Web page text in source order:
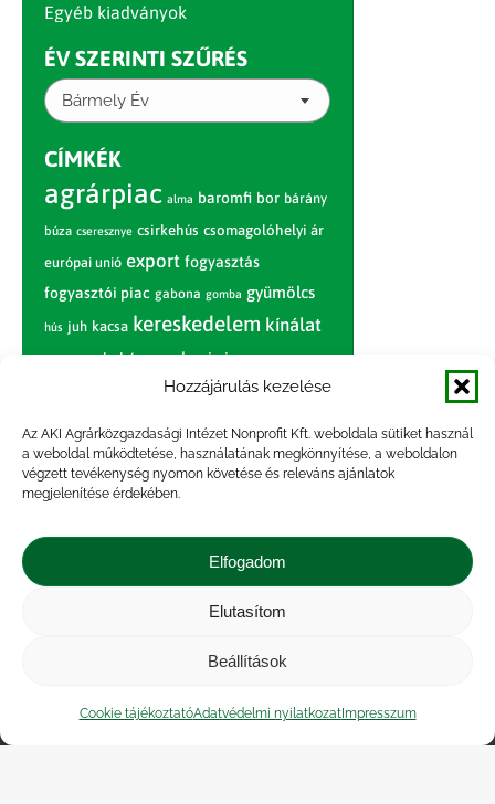
Hozzájárulás kezelése
Az AKI Agrárközgazdasági Intézet Nonprofit Kft. weboldala sütiket használ
a weboldal működtetése, használatának megkönnyítése, a weboldalon
végzett tevékenység nyomon követése és releváns ajánlatok
megjelenítése érdekében.
Elfogadom
Elutasítom
Beállítások
Cookie tájékoztatóAdatvédelmi nyilatkozatImpresszum
Egyéb kiadványok
ÉV SZERINTI SZŰRÉS
Bármely Év
CÍMKÉK
agrárpiac alma baromfi bor bárány
búza cseresznye csirkehús csomagolóhelyi ár
európai unió export fogyasztás
fogyasztói piac gabona gomba gyümölcs
hús juh kacsa kereskedelem kínálat
körte marhahús nagybani piac narancs
nemzetközi árinformációk
paradicsom piac piaci jelentés
pulyka pulykahús sertés sertéshús
szarvasmarha termelés
termelői
zöldség árak
átlagárértékesítési ár
Közérdekű adatok
| Adatvédelmi nyilatkozat
|